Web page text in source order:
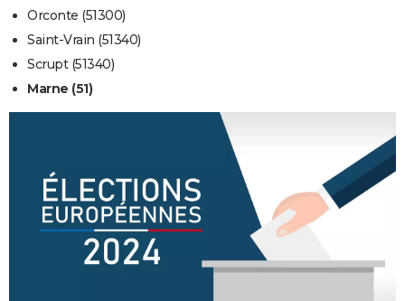
Orconte (51300)
Saint-Vrain (51340)
Scrupt (51340)
Marne (51)